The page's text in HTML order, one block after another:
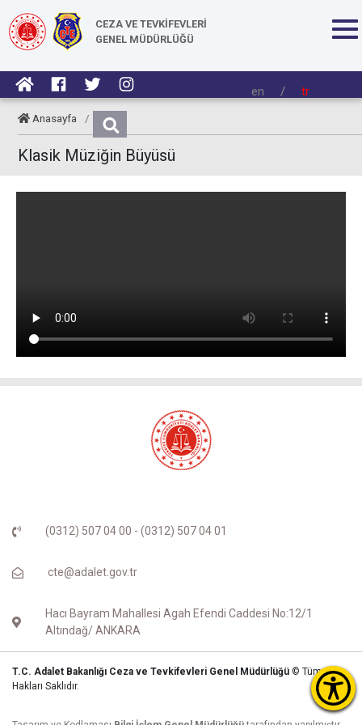
CEZA VE TEVKİFEVLERİ
GENEL MÜDÜRLÜĞÜ
en / tr
Anasayfa /
Klasik Müziğin Büyüsü
(0312) 507 04 00 - (0312) 507 04 01
cte@adalet.gov.tr
Hacı Bayram Mahallesi Agah Efendi Caddesi No:12/1
Altındağ/ ANKARA
T.C. Adalet Bakanlığı Ceza ve Tevkifevleri Genel Müdürlüğü © Tüm
Hakları Saklıdır.